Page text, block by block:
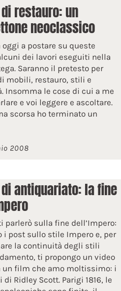
restauro: un
neoclassico
oggi a postare su queste
dei lavori eseguiti nella
Saranno il pretesto per
mobili, restauro, stili e
Insomma le cose di cui a me
e voi leggere e ascoltare.
scorsa ho terminato un
2008
antiquariato: la fine
parlerò sulla fine dell’Impero:
i post sullo stile Impero e, per
la continuità degli stili
ti propongo un video
un film che amo moltissimo: i
Ridley Scott. Parigi 1816, le